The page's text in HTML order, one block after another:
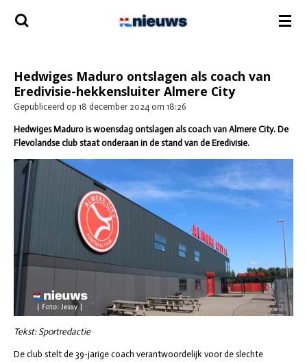
Ga
direct
Hedwiges Maduro ontslagen als coach van
Eredivisie-hekkensluiter Almere City
Gepubliceerd op 18 december 2024 om 18:26
Hedwiges Maduro is woensdag ontslagen als coach van Almere City. De
Flevolandse club staat onderaan in de stand van de Eredivisie.
Tekst: Sportredactie
De club stelt de 39-jarige coach verantwoordelijk voor de slechte